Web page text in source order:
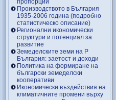
Производството в България
1935-2006 година (подробно
статистическо описание)
Регионални икономически
структури и потенциал за
развитие
Земеделските земи на Р
България: заетост и доходи
Политика на формиране на
български земеделски
кооперативи
Икономически въздействия на
климатичните промени върху